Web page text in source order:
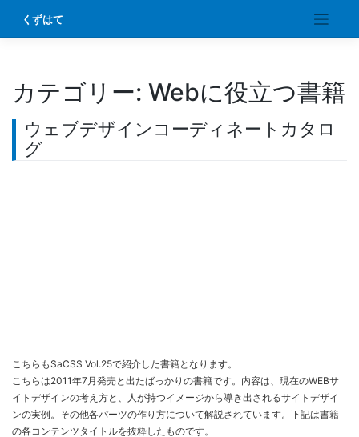
content
くずはて
カテゴリー: Webに役立つ書籍
ウェブデザインコーディネートカタロ
グ
こちらもSaCSS Vol.25で紹介した書籍となります。
こちらは2011年7月発売と出たばっかりの書籍です。内容は、現在のWEBサ
イトデザインの考え方と、人が持つイメージから導き出されるサイトデザイ
ンの実例。その他各パーツの作り方について解説されています。下記は書籍
の各コンテンツタイトルを抜粋したものです。